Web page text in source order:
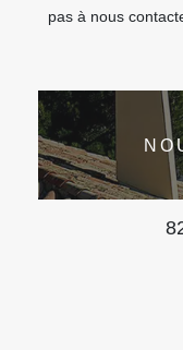
pas à nous